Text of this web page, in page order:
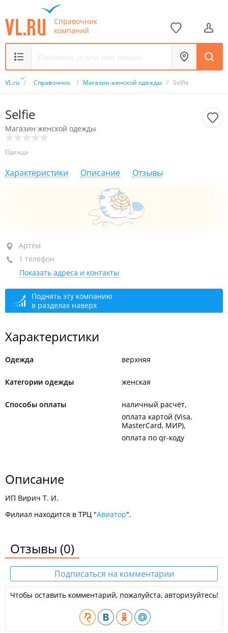
Справочник
компаний
VL.ru / Справочник / Магазин женской одежды / Selfie
Selfie
Магазин женской одежды
Одежда
Характеристики Описание Отзывы
Артём, ул. Фрунзе, 32А
ТРЦ "Авиатор", 4-й этаж, бут. 404
+7 908 449-99-33
закрыто, откроется в 10:00
Артём
1 телефон
Показать адреса и контакты
Поднять эту компанию
в разделах наверх
Характеристики
Одежда верхняя
Категории одежды женская
Способы оплаты
наличный расчёт
оплата картой (Visa,
MasterCard, МИР)
оплата по qr-коду
Описание
ИП Вирич Т. И.
Филиал находится в ТРЦ "Авиатор".
Отзывы (0)
Подписаться на комментарии
Чтобы оставить комментарий, пожалуйста, авторизуйтесь!